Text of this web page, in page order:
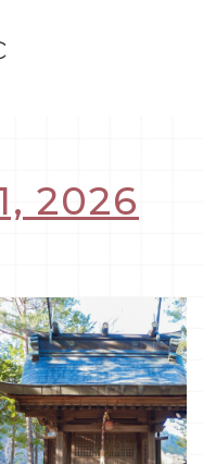
2026